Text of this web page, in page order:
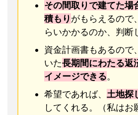
その間取りで建てた場
積もりがもらえるので
らいかかるのか、判断
資金計画書もあるので
いた長期間にわたる返
イメージできる。
希望であれば、 土地探
してくれる。（私はお